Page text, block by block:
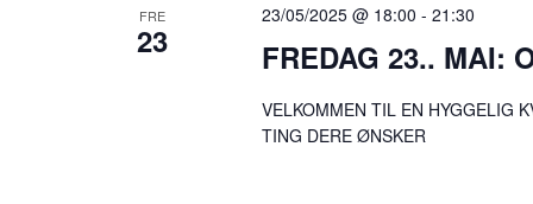
FRE
23
23/05/2025 @ 18:00 - 21:30
FREDAG 23.. MAI:
VELKOMMEN TIL EN HYGGELIG
TING DERE ØNSKER